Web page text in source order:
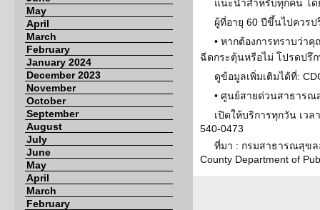
May
April
March
February
January 2024
December 2023
November
October
September
August
July
June
May
April
March
February
แนะนำสำหรับทุกคน โด
ผู้ที่อายุ 60 ปีขึ้นไปควร
• หากต้องการทราบว่า
ฉีดกระตุ้นหรือไม่ โปรดปรึ
ดูข้อมูลเพิ่มเติมได้ที่:
• ศูนย์สายด่วนสาธารณ
เปิดให้บริการทุกวัน เว
540-0473
ที่มา : กรมสาธารณสุขล
County Department of